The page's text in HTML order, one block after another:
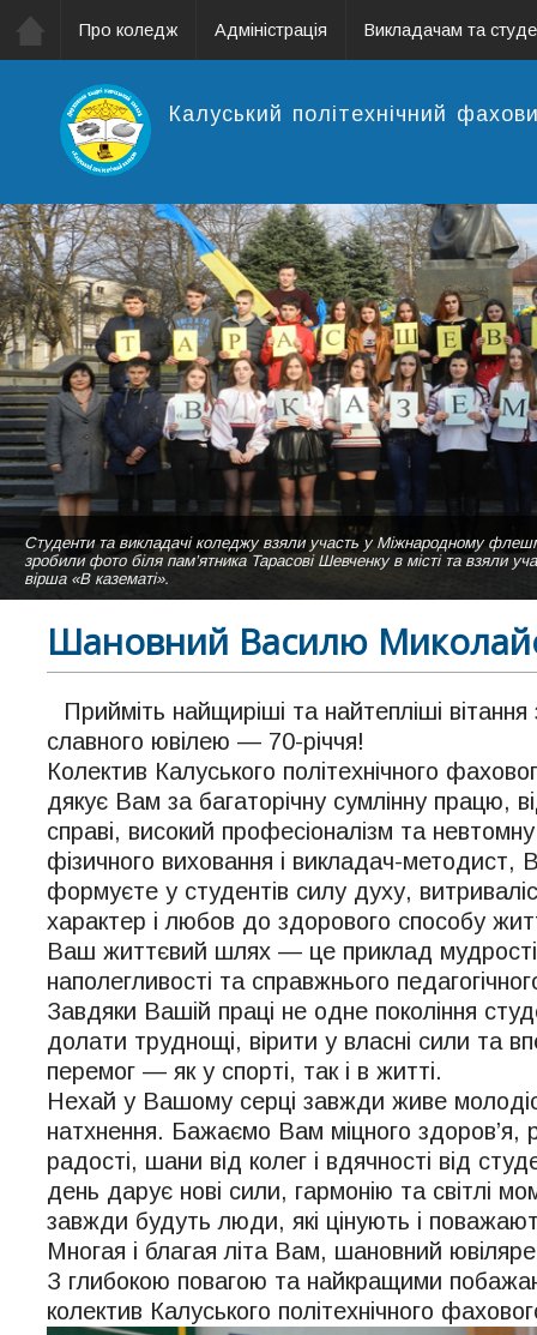
Про коледж Адміністрація Викладачам та
Калуський політехнічний
Студенти та викладачі коледжу взяли участь у Міжнародному
зробили фото біля пам’ятника Тарасові Шевченку в місті та взяли
вірша «В казематі».
Студентки нашого коледжу виконують пісню "Коледже мій" на сцені
Шановний Василю
Прийміть найщиріші та найтепліші
славного ювілею — 70-річчя!
Колектив Калуського політехнічного
дякує Вам за багаторічну сумлінну працю,
справі, високий професіоналізм та
фізичного виховання і викладач-методист,
формуєте у студентів силу духу,
характер і любов до здорового способу
Ваш життєвий шлях — це приклад мудрості,
наполегливості та справжнього
Завдяки Вашій праці не одне покоління
долати труднощі, вірити у власні сили та
перемог — як у спорті, так і в житті.
Нехай у Вашому серці завжди живе
натхнення. Бажаємо Вам міцного здоров’я,
радості, шани від колег і вдячності від
день дарує нові сили, гармонію та світлі
завжди будуть люди, які цінують і
Многая і благая літа Вам, шановний
З глибокою повагою та найкращими
колектив Калуського політехнічного